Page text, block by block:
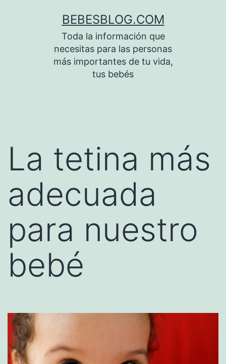
BEBESBLOG.COM
Toda la información que
necesitas para las personas
más importantes de tu vida,
tus bebés
La tetina más
adecuada
para nuestro
bebé